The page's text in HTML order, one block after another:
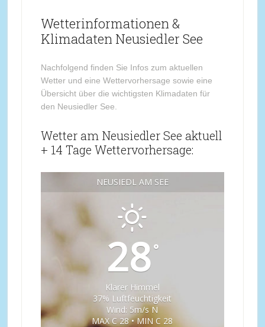
Wetterinformationen &
Klimadaten Neusiedler See
Nachfolgend finden Sie Infos zum aktuellen
Wetter und eine Wettervorhersage sowie eine
Übersicht über die wichtigsten Klimadaten für
den Neusiedler See.
Wetter am Neusiedler See aktuell
+ 14 Tage Wettervorhersage:
NEUSIEDL AM SEE
28°
Klarer Himmel
37% Luftfeuchtigkeit
Wind: 5m/s N
MAX C 28 • MIN C 28